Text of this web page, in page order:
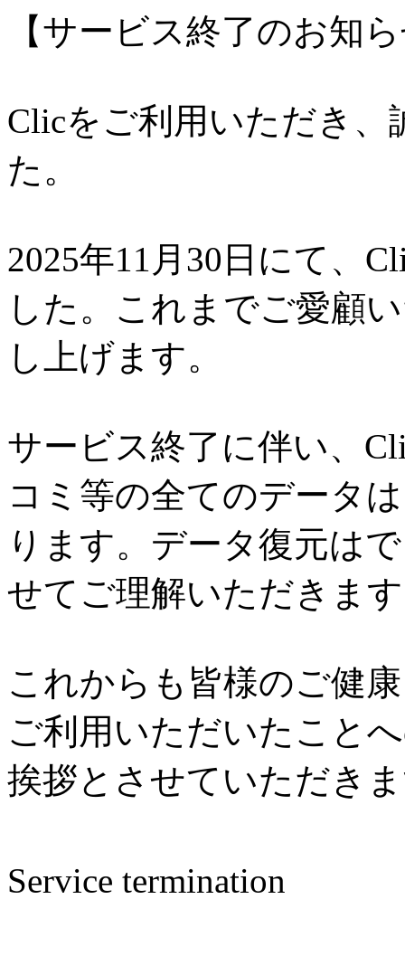
【サービス終了のお知
Clicをご利用いただき
た。
2025年11月30日にて、
した。これまでご愛顧
し上げます。
サービス終了に伴い、
コミ等の全てのデータ
ります。データ復元は
せてご理解いただきま
これからも皆様のご健
ご利用いただいたこと
挨拶とさせていただき
Service termination